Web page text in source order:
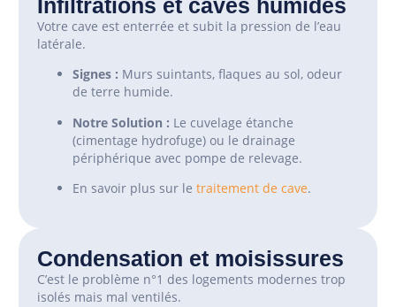
Infiltrations et caves humides
Votre cave est enterrée et subit la pression de l’eau
latérale.
Signes : Murs suintants, flaques au sol, odeur
de terre humide.
Notre Solution : Le cuvelage étanche
(cimentage hydrofuge) ou le drainage
périphérique avec pompe de relevage.
En savoir plus sur le traitement de cave.
Condensation et moisissures
C’est le problème n°1 des logements modernes trop
isolés mais mal ventilés.